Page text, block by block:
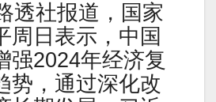
透社报道，国家
周日表示，中国
强2024年经济复
势，通过深化改